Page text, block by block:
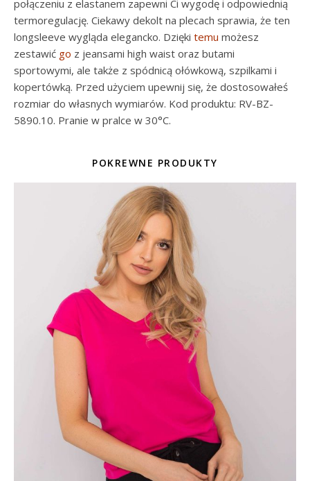
połączeniu z elastanem zapewni Ci wygodę i odpowiednią
termoregulację. Ciekawy dekolt na plecach sprawia, że ten
longsleeve wygląda elegancko. Dzięki temu możesz
zestawić go z jeansami high waist oraz butami
sportowymi, ale także z spódnicą ołówkową, szpilkami i
kopertówką. Przed użyciem upewnij się, że dostosowałeś
rozmiar do własnych wymiarów. Kod produktu: RV-BZ-
5890.10. Pranie w pralce w 30°C.
POKREWNE PRODUKTY